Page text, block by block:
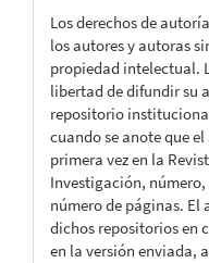
Los derechos de
los autores y autoras
propiedad intelectual.
libertad de difundir su
repositorio
cuando se anote que
primera vez en la
Investigación,
número de páginas. El
dichos repositorios en
en la versión enviada,